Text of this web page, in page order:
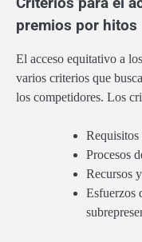
premios por hitos
El acceso equitativo a
varios criterios que
los competidores. Los
Procesos
Recursos
Esfuerzos